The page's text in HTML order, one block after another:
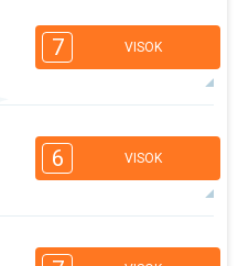
7 VISOK
16:00
3
34°maks
6 VISOK
3
2